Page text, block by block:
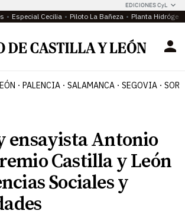
EDICIONES CyL
Especial Cecilia Piloto La Bañeza Planta
PALENCIA SALAMANCA SEGOVIA
ensayista Antonio
Castilla y León
Sociales y